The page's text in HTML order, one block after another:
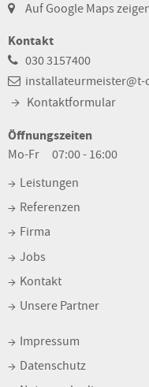
Auf Google Maps
Kontakt
030 3157400
Kontaktformular
Öffnungszeiten
Mo-Fr
07:00 - 16:00
Leistungen
Referenzen
Firma
Jobs
Kontakt
Unsere Partner
Impressum
Datenschutz